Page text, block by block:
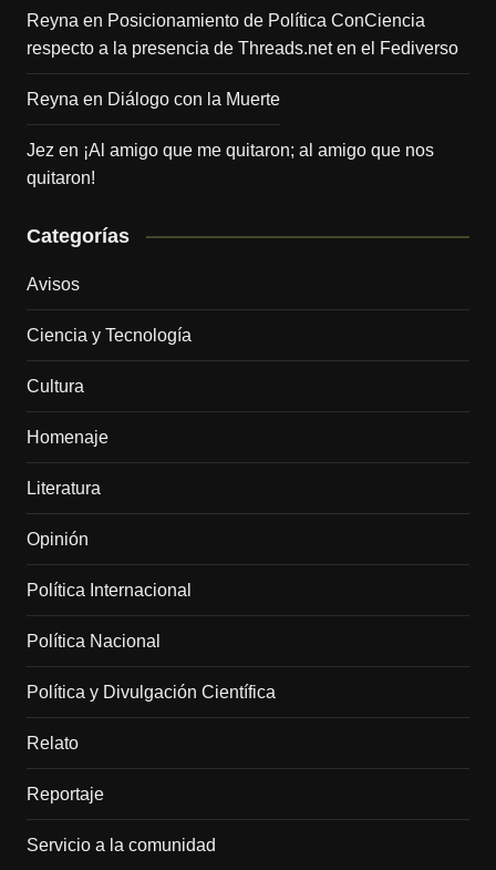
Reyna en Posicionamiento de Política ConCiencia
respecto a la presencia de Threads.net en el Fediverso
Reyna en Diálogo con la Muerte
Jez en ¡Al amigo que me quitaron; al amigo que nos
quitaron!
Categorías
Avisos
Ciencia y Tecnología
Cultura
Homenaje
Literatura
Opinión
Política Internacional
Política Nacional
Política y Divulgación Científica
Relato
Reportaje
Servicio a la comunidad